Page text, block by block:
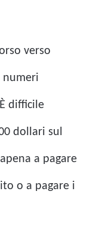
verso
numeri
difficile
dollari sul
a pagare
o a pagare i